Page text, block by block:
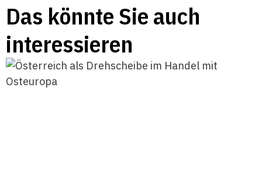
Das könnte Sie auch
interessieren